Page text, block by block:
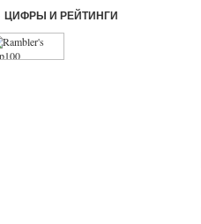
ЦИФРЫ И РЕЙТИНГИ